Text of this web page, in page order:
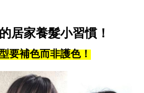
居家養髮小習慣！
要補色而非護色！